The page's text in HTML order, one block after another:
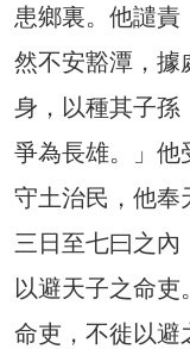
患鄉裏。他譴責
然不安豁潭，據
身，以種其子孫
爭為長雄。」他
守土治民，他奉
三日至七曰之內
以避天子之命吏
命吏，不徙以避